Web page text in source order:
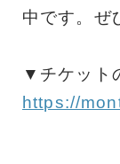
中です。ぜ
▼チケット
https://